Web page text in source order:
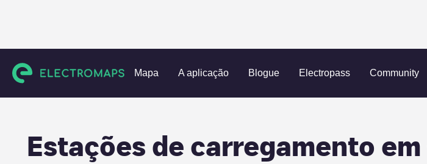
Mapa A aplicação Blogue Electropass Community
Charging stations Estados Unidos Franklin County Grove City
Estações de carregamento em